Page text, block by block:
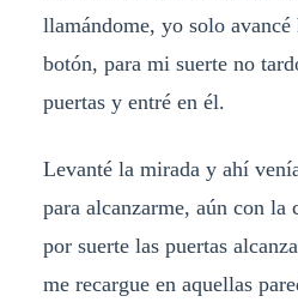
llamándome, yo solo
botón, para mi suerte no
puertas y entré en él.
Levanté la mirada y ahí
para alcanzarme, aún con la
por suerte las puertas
me recargue en aquellas